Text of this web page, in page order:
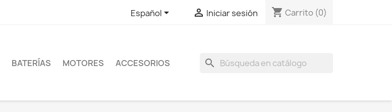
Español  Iniciar sesión shopping_cart Carrito (0)
BATERÍAS MOTORES ACCESORIOS search